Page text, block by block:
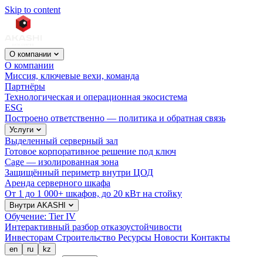
Skip to content
О компании
О компании
Миссия, ключевые вехи, команда
Партнёры
Технологическая и операционная экосистема
ESG
Построено ответственно — политика и обратная связь
Услуги
Выделенный серверный зал
Готовое корпоративное решение под ключ
Cage — изолированная зона
Защищённый периметр внутри ЦОД
Аренда серверного шкафа
От 1 до 1 000+ шкафов, до 20 кВт на стойку
Внутри AKASHI
Обучение: Tier IV
Интерактивный разбор отказоустойчивости
Инвесторам Строительство Ресурсы Новости Контакты
en ru kz